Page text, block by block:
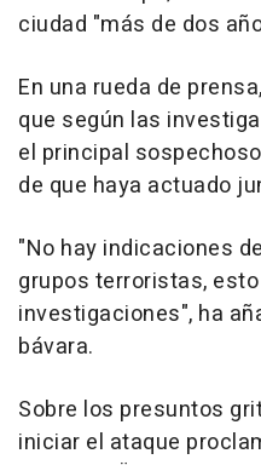
ciudad "más de dos
En una rueda de
que según las
el principal
de que haya actuado
"No hay indicaciones
grupos terroristas,
investigaciones", ha
bávara.
Sobre los presuntos
iniciar el ataque